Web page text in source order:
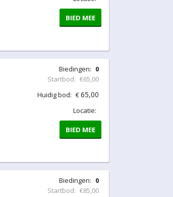
BIED MEE
Biedingen: 0
Startbod: €65,00
Huidig bod: €65,00
Locatie:
BIED MEE
Biedingen: 0
Startbod: €85,00